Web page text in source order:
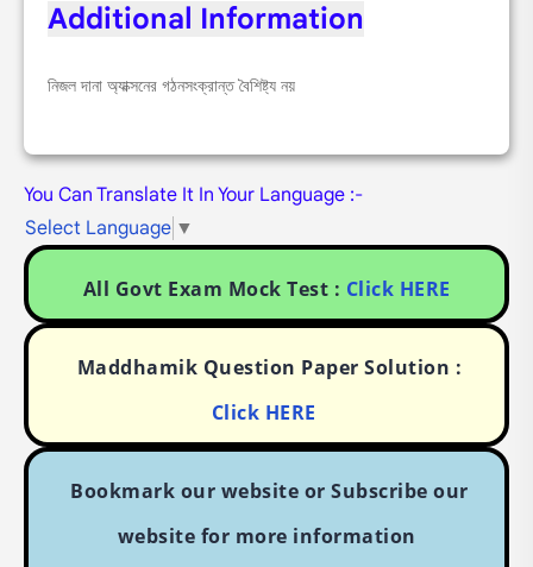
Additional Information
নিজল দানা অ্যাক্সনের গঠনসংক্রান্ত বৈশিষ্ট্য নয়
You Can Translate It In Your Language :-
Select Language ▼
All Govt Exam Mock Test : Click HERE
Maddhamik Question Paper Solution :
Click HERE
Bookmark our website or Subscribe our
website for more information